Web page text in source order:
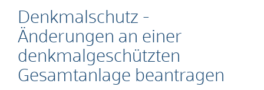
Denkmalschutz -
Änderungen an einer
denkmalgeschützten
Gesamtanlage beantragen